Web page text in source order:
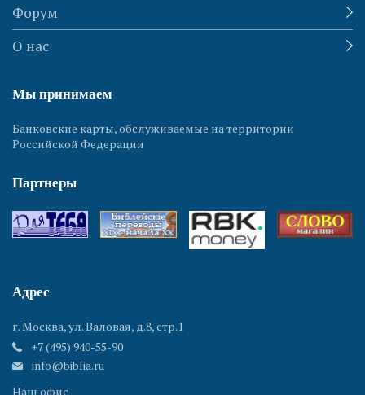
Форум
О нас
Мы принимаем
Банковские карты, обслуживаемые на территории
Российской Федерации
Партнеры
Адрес
г. Москва, ул. Валовая, д.8, стр.1
+7 (495) 940-55-90
info@biblia.ru
Наш офис